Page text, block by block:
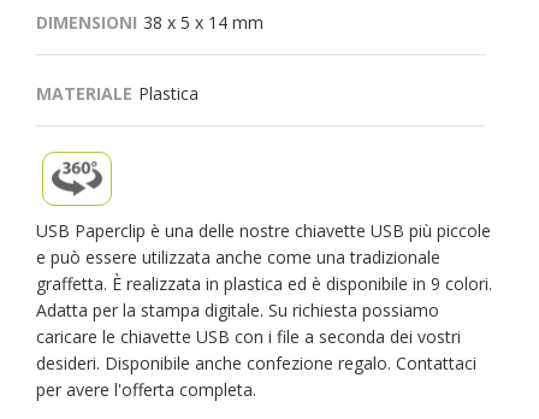
DIMENSIONI 38 x 5 x 14 mm
MATERIALE Plastica
USB Paperclip è una delle nostre chiavette USB più piccole
e può essere utilizzata anche come una tradizionale
graffetta. È realizzata in plastica ed è disponibile in 9 colori.
Adatta per la stampa digitale. Su richiesta possiamo
caricare le chiavette USB con i file a seconda dei vostri
desideri. Disponibile anche confezione regalo. Contattaci
per avere l'offerta completa.